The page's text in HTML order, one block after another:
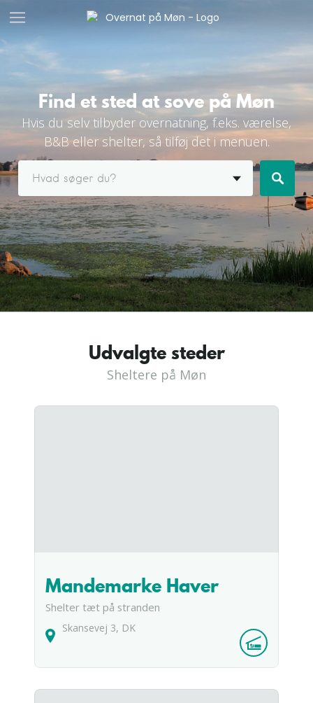
Find et sted at sove på Møn
Hvis du selv tilbyder overnatning, f.eks. værelse,
B&B eller shelter, så tilføj det i menuen.
Udvalgte steder
Sheltere på Møn
Mandemarke Haver
Shelter tæt på stranden
Skansevej 3 DK